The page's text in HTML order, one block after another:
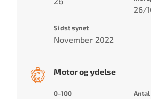
26/
Sidst synet
November 2022
Motor og ydelse
0-100